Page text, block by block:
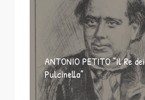
ANTONIO PETITO “Il Re dei
Pulcinella”